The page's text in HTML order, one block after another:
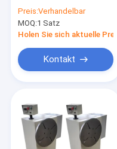
Wickelmaschine
100rpm
Preis:Verhandelbar
MOQ:1 Satz
Holen Sie sich aktuelle Preis
Kontakt